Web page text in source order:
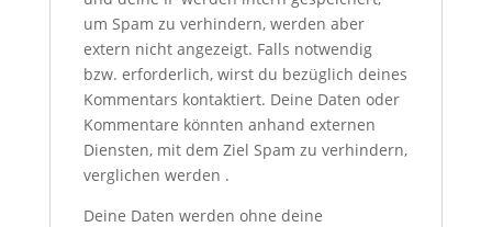
um Spam zu verhindern, werden aber
extern nicht angezeigt. Falls notwendig
bzw. erforderlich, wirst du bezüglich deines
Kommentars kontaktiert. Deine Daten oder
Kommentare könnten anhand externen
Diensten, mit dem Ziel Spam zu verhindern,
verglichen werden .
Deine Daten werden ohne deine